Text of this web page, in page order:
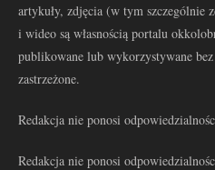
artykuły, zdjęcia (w tym szczególnie
i wideo są własnością portalu
publikowane lub wykorzystywane
zastrzeżone.
Redakcja nie ponosi
Redakcja nie ponosi